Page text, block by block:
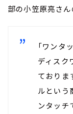
部の小笠原亮さん
「ワンタ
ディスク
ておりま
ルという
ンタッチ